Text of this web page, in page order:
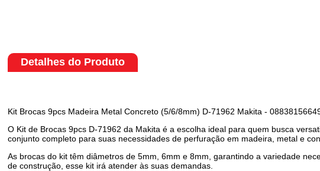
Detalhes do Produto
Kit Brocas 9pcs Madeira Metal Concreto (5/6/8mm) D-71962 Makita -
O Kit de Brocas 9pcs D-71962 da Makita é a escolha ideal para quem busca
conjunto completo para suas necessidades de perfuração em madeira, metal e
As brocas do kit têm diâmetros de 5mm, 6mm e 8mm, garantindo a variedade
de construção, esse kit irá atender às suas demandas.